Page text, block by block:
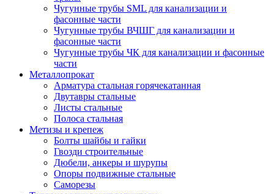
Чугунные трубы SML для канализации и
фасонные части
Чугунные трубы ВЧШГ для канализации и
фасонные части
Чугунные трубы ЧК для канализации и фасонные
части
Металлопрокат
Арматура стальная горячекатанная
Двутавры стальные
Листы стальные
Полоса стальная
Метизы и крепеж
Болты шайбы и гайки
Гвозди строительные
Дюбели, анкеры и шурупы
Опоры подвижные стальные
Саморезы